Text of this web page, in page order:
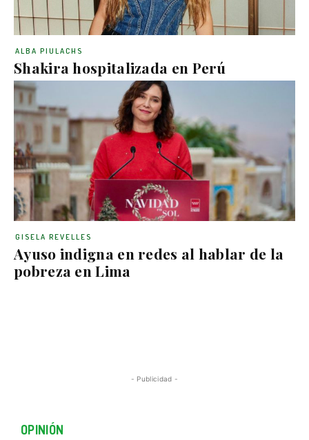
Shakira hospitalizada en Perú
ALBA PIULACHS
Ayuso indigna en redes al hablar de la
pobreza en Lima
GISELA REVELLES
- Publicidad -
OPINIÓN